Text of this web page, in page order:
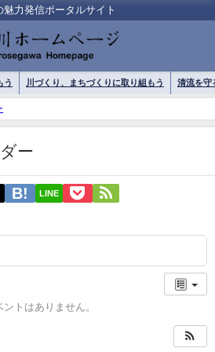
魅力発信ポータルサイト
う 川づくり、まちづくりに取り組もう 清流を守
ー
LINE
トはありません。